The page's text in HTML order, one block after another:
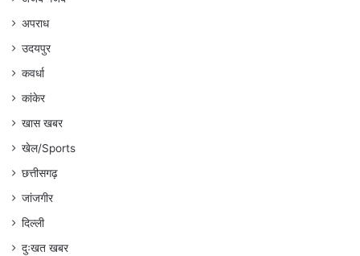
अपराध
उदयपुर
कवर्धा
कांकेर
खास खबर
खेल/Sports
छत्तीसगढ़
जांजगीर
दिल्ली
दुःखत खबर